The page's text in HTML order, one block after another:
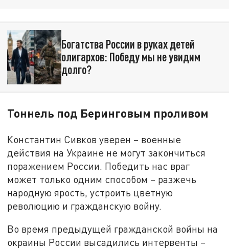
Богатства России в руках детей
олигархов: Победу мы не увидим
долго?
Тоннель под Беринговым проливом
Константин Сивков уверен – военные
действия на Украине не могут закончиться
поражением России. Победить нас враг
может только одним способом – разжечь
народную ярость, устроить цветную
революцию и гражданскую войну.
Во время предыдущей гражданской войны на
окраины России высадились интервенты –